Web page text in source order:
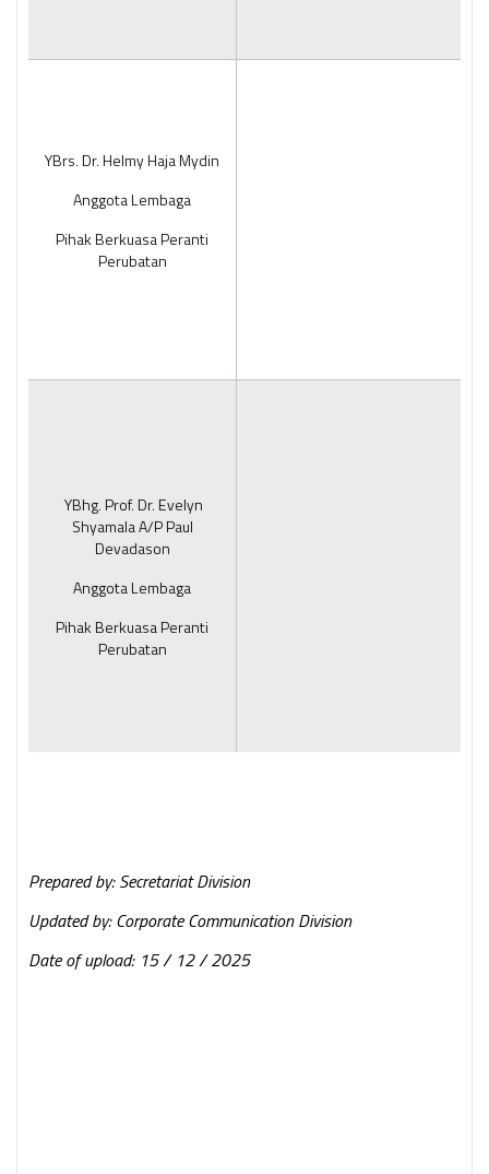
YBrs. Dr. Helmy Haja Mydin
Anggota Lembaga
Pihak Berkuasa Peranti
Perubatan
YBhg. Prof. Dr. Evelyn
Shyamala A/P Paul
Devadason
Anggota Lembaga
Pihak Berkuasa Peranti
Perubatan
Prepared by: Secretariat Division
Updated by: Corporate Communication Division
Date of upload: 15 / 12 / 2025